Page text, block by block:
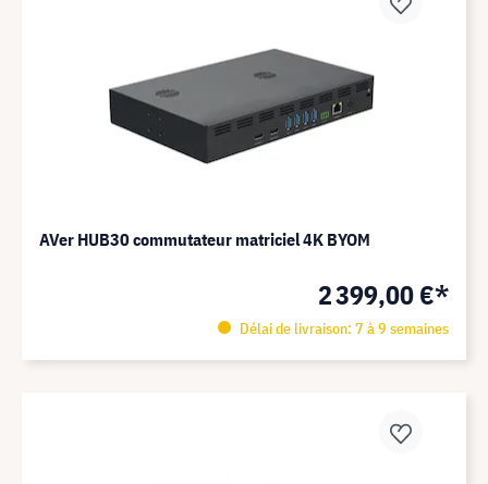
AVer HUB30 commutateur matriciel 4K BYOM
2 399,00 €*
Délai de livraison: 7 à 9 semaines